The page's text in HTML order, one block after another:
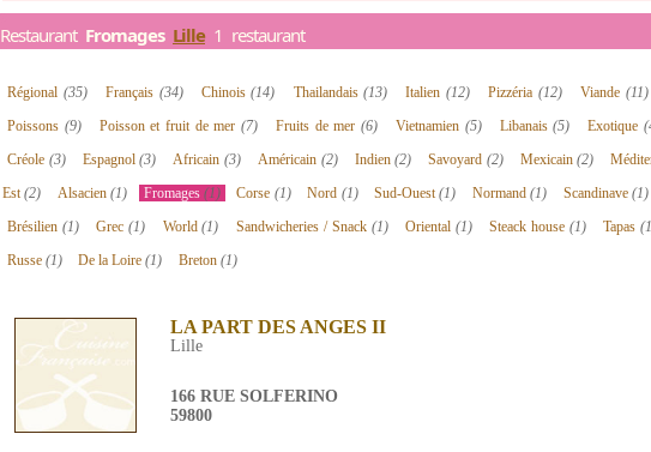
Restaurant Fromages Lille1 restaurant
Régional (35) Français (34) Chinois(14) Thailandais(13) Italien(12) Pizzéria(12) Viande (11)
Poissons (9) Poisson et fruit de mer (7) Fruits de mer (6) Vietnamien (5) Libanais(5) Exotique
Créole (3) Espagnol(3) Africain (3) Américain (2) Indien(2) Savoyard (2) Mexicain(2)
Est(2) Alsacien(1) Fromages (1) Corse (1) Nord (1) Sud-Ouest(1) Normand(1) Scandinave(1)
Brésilien (1) Grec(1) World(1) Sandwicheries / Snack (1) Oriental (1) Steack house(1) Tapas
Russe (1) De la Loire(1) Breton (1)
LA PART DES ANGES II
Lille
166 RUE SOLFERINO
59800